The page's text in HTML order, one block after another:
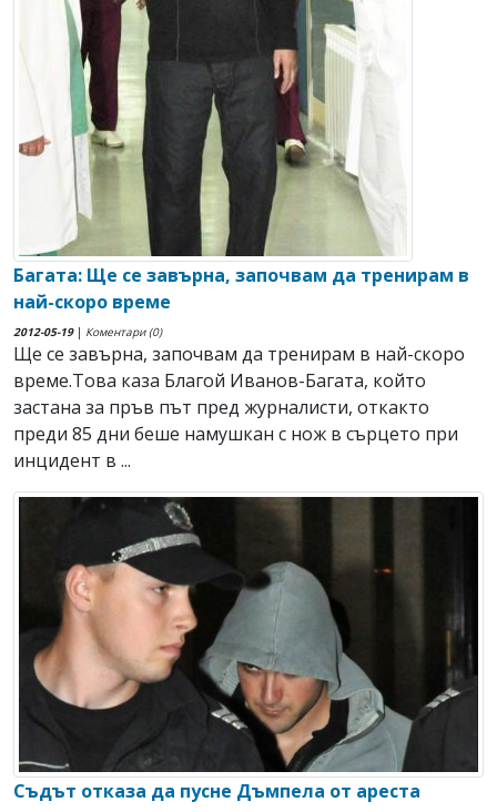
Багата: Ще се завърна, започвам да тренирам в
най-скоро време
2012-05-19| Коментари (0)
Ще се завърна, започвам да тренирам в най-скоро
време.Това каза Благой Иванов-Багата, който
застана за пръв път пред журналисти, откакто
преди 85 дни беше намушкан с нож в сърцето при
инцидент в ...
Съдът отказа да пусне Дъмпела от ареста